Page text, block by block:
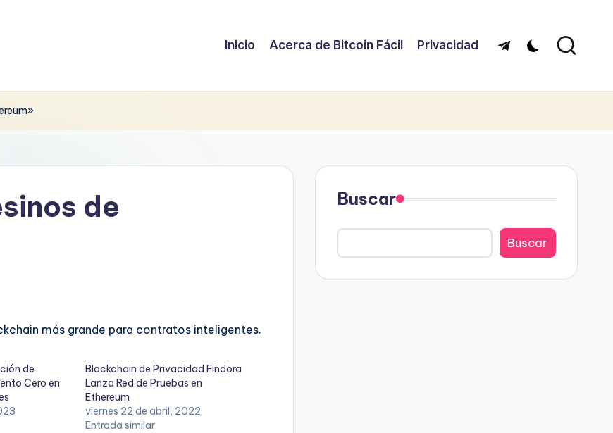
Inicio Acerca de Bitcoin Fácil Privacidad Telegram
de
más grande para contratos inteligentes.
de
Cero en
Blockchain de Privacidad Findora
Lanza Red de Pruebas en
Ethereum
viernes 22 de abril, 2022
Entrada similar
Buscar
Buscar